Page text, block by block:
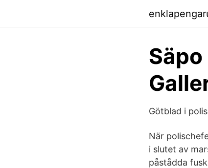
Götblad i
När
i slutet av
påstådda